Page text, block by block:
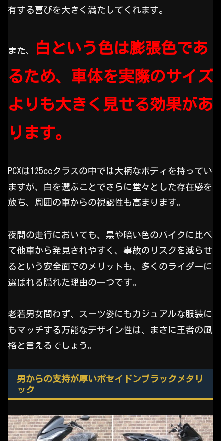
有する喜びを大きく満たしてくれます。
また、
白という色は膨張色であ
るため、車体を実際のサイズ
よりも大きく見せる効果があ
ります。
PCXは125ccクラスの中では大柄なボディを持ってい
ますが、白を選ぶことでさらに堂々とした存在感を
放ち、周囲の車からの視認性も高まります。
夜間の走行においても、黒や暗い色のバイクに比べ
て他車から発見されやすく、事故のリスクを減らせ
るという安全面でのメリットも、多くのライダーに
選ばれる隠れた理由の一つです。
老若男女問わず、スーツ姿にもカジュアルな服装に
もマッチする万能なデザイン性は、まさに王者の風
格と言えるでしょう。
男からの支持が厚いポセイドンブラックメタリ
ック